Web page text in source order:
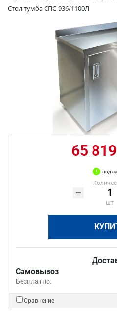
Стол-тумба СПС-936/1100Л
65
под
шт
Самовывоз
Бесплатно.
Сравнение